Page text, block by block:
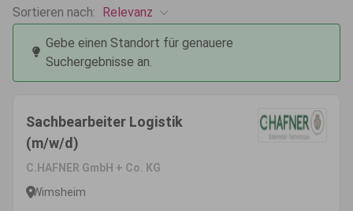
Sortieren nach: Relevanz
Gebe einen Standort für genauere
Suchergebnisse an.
Sachbearbeiter Logistik
(m/w/d)
C.HAFNER GmbH + Co. KG
Wimsheim